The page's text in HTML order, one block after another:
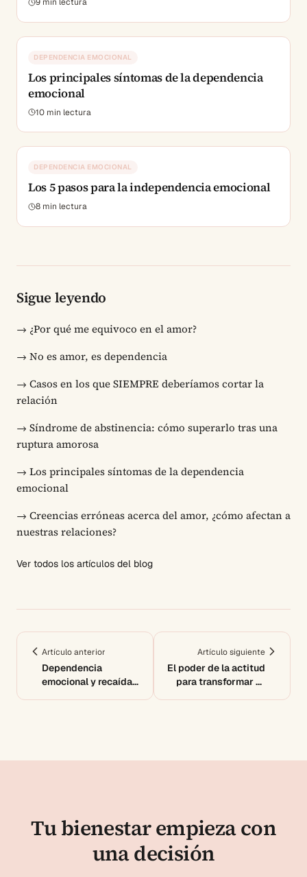
DEPENDENCIA EMOCIONAL
Los principales síntomas de la dependencia
emocional
10 min lectura
DEPENDENCIA EMOCIONAL
Los 5 pasos para la independencia emocional
8 min lectura
Sigue leyendo
→ ¿Por qué me equivoco en el amor?
→ No es amor, es dependencia
→ Casos en los que SIEMPRE deberíamos cortar la
relación
→ Síndrome de abstinencia: cómo superarlo tras una
ruptura amorosa
→ Los principales síntomas de la dependencia
emocional
→ Creencias erróneas acerca del amor, ¿cómo afectan a
nuestras relaciones?
Ver todos los artículos del blog
Artículo anterior
Dependencia
emocional y recaídas:
Artículo siguiente
El poder de la actitud
para transformar tu
Tu bienestar empieza con
una decisión